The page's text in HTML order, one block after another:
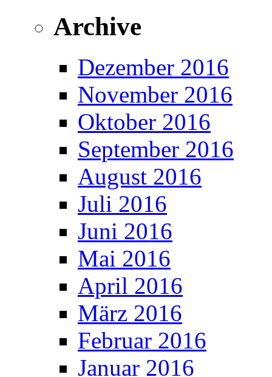
Archive
Dezember 2016
November 2016
Oktober 2016
September 2016
August 2016
Juli 2016
Juni 2016
Mai 2016
April 2016
März 2016
Februar 2016
Januar 2016